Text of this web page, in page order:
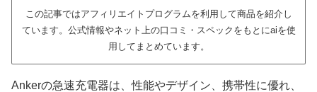
この記事ではアフィリエイトプログラムを利用して商品を紹介し
ています。公式情報やネット上の口コミ・スペックをもとにaiを使
用してまとめています。
Ankerの急速充電器は、性能やデザイン、携帯性に優れ、